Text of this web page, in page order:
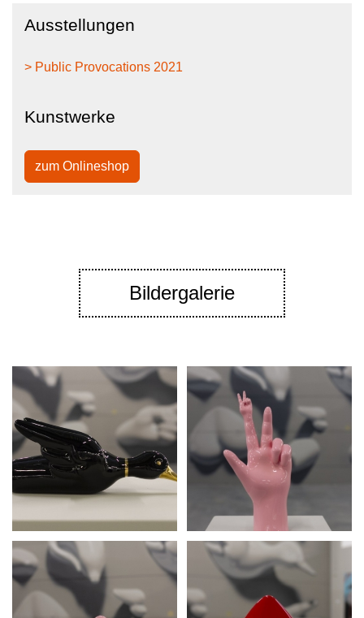
Ausstellungen
> Public Provocations 2021
Kunstwerke
zum Onlineshop
Bildergalerie